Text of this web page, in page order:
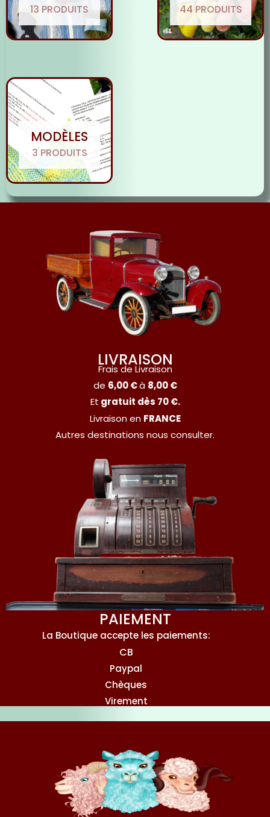
13 PRODUITS 44 PRODUITS
MODÈLES
3 PRODUITS
LIVRAISON
Frais de Livraison
de 6,00 €à 8,00 €
Et gratuit dès 70 €.
Livraison en FRANCE
Autres destinations nous consulter.
PAIEMENT
La Boutique accepte les paiements:
CB
Paypal
Chèques
Virement